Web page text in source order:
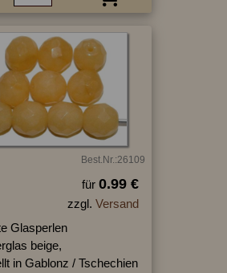
Best.Nr.:26109
für 0.99 €
zzgl. Versand
Glasperlen
beige,
in Gablonz / Tschechien